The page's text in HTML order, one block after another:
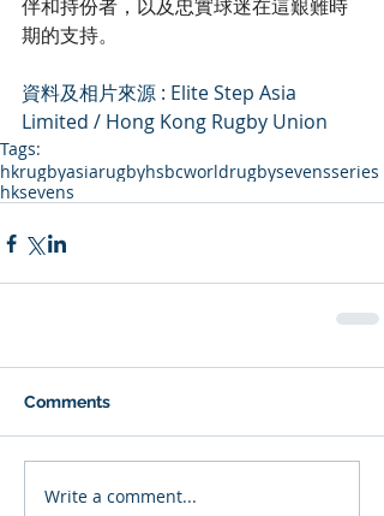
伴和持份者，以及忠實球迷在這艱難時
期的支持。
資料及相片來源 : Elite Step Asia
Limited / Hong Kong Rugby Union
Tags:
hkrugbyasiarugbyhsbcworldrugbysevensseries
hksevens
Comments
Write a comment...